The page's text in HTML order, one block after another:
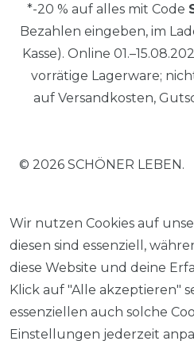
*-20 % auf alles mit Code
Bezahlen eingeben, im
Kasse). Online
vorrätige Lagerware;
auf Versandkosten,
© 2026 SCHÖNER LEBEN.
Impressum
Wir nutzen Cookies auf
diesen sind essenziell,
diese Website und deine
Klick auf "Alle akzeptieren"
essenziellen auch solche
Einstellungen jederzeit